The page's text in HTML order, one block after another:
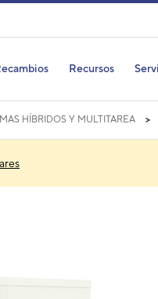
Recursos
HÍBRIDOS Y MULTITAREA